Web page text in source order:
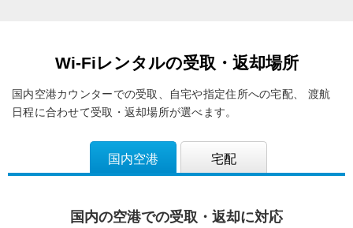
Wi-Fiレンタルの受取・返却場所
国内空港カウンターでの受取、自宅や指定住所への宅配、
渡航
日程に合わせて受取・返却場所が選べます。
国内空港 宅配
国内の空港での受取・返却に対応